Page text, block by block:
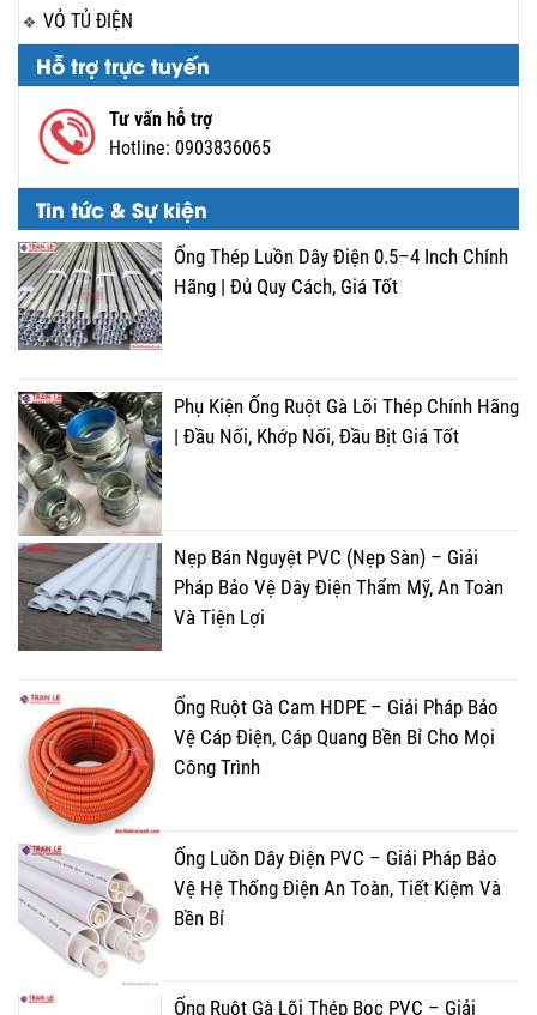
VỎ TỦ ĐIỆN
Hỗ trợ trực tuyến
Tư vấn hỗ trợ
Hotline: 0903836065
Tin tức & Sự kiện
Ống Thép Luồn Dây Điện 0.5–4 Inch Chính
Hãng | Đủ Quy Cách, Giá Tốt
Phụ Kiện Ống Ruột Gà Lõi Thép Chính Hãng
| Đầu Nối, Khớp Nối, Đầu Bịt Giá Tốt
Nẹp Bán Nguyệt PVC (Nẹp Sàn) – Giải
Pháp Bảo Vệ Dây Điện Thẩm Mỹ, An Toàn
Và Tiện Lợi
Ống Ruột Gà Cam HDPE – Giải Pháp Bảo
Vệ Cáp Điện, Cáp Quang Bền Bỉ Cho Mọi
Công Trình
Ống Luồn Dây Điện PVC – Giải Pháp Bảo
Vệ Hệ Thống Điện An Toàn, Tiết Kiệm Và
Bền Bỉ
Ống Ruột Gà Lõi Thép Bọc PVC – Giải